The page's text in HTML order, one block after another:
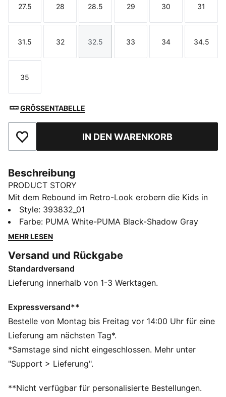
Größe
27.5
Größe
28
Größe
28.5
Größe
29
Größe
30
Größe
31
Größe
31.5
Größe
32
Größe
32.5
Größe
33
Größe
34
Größe
34.5
Größe
35
GRÖSSENTABELLE
Zu Favoriten hinzufügenIN DEN WARENKORB
Beschreibung
PRODUCT STORY
Mit dem Rebound im Retro-Look erobern die Kids in
zeitloser Coolness den Court. Eine Hommage an das
goldene Zeitalter des Basketballs mit auffälligen
Kontrasten und superweicher Polsterung. Denn man
FEATURES + VORTEILE
Recycelte Bestandteile: Das Obermaterial des Schuhs
ist aus mindestens 20 % recyceltem Material
10 % recyceltem Material für einen Schritt in eine
bessere Zukunft.
SOFTFOAM+: Komfort-Innensohle zum Reinschlüpfen,
die dank der extradicken Ferse für eine weiche
Dämpfung sorgt
DETAILS
Gummizwischensohle
Style: 393832_01
Farbe: PUMA White-PUMA Black-Shadow Gray
MEHR LESEN
Versand und Rückgabe
Standardversand
Lieferung innerhalb von 1-3 Werktagen.
Expressversand**
Bestelle von Montag bis Freitag vor 14:00 Uhr für eine
Lieferung am nächsten Tag*.
*Samstage sind nicht eingeschlossen. Mehr unter
"Support > Lieferung".
**Nicht verfügbar für personalisierte Bestellungen.